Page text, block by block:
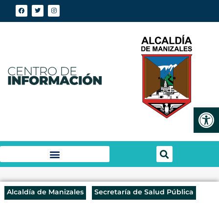
Alcaldía de Manizales Secretaría de Salud Pública